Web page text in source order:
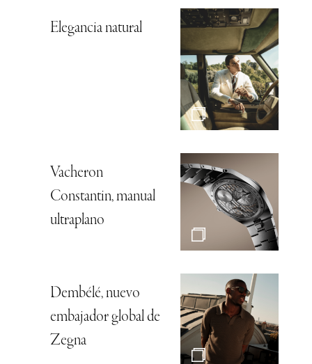
Elegancia natural
Vacheron
Constantin, manual
ultraplano
Dembélé, nuevo
embajador global de
Zegna